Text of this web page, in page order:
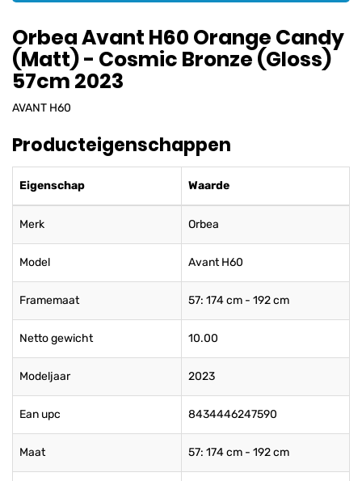
Orbea Avant H60 Orange Candy
(Matt) - Cosmic Bronze (Gloss)
57cm 2023
AVANT H60
Producteigenschappen
Eigenschap Waarde
Merk Orbea
Model Avant H60
Framemaat 57: 174 cm - 192 cm
Netto gewicht 10.00
Modeljaar 2023
Ean upc 8434446247590
Maat 57: 174 cm - 192 cm